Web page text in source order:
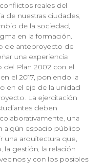
reales del
de nuestras ciudades,
de la sociedad,
en la formación.
de anteproyecto de
una experiencia
del Plan 2002 con el
el 2017, poniendo la
en el eje de la unidad
La ejercitación
deben
una
algún espacio público
una arquitectura que,
la gestión, la relación
y con los posibles